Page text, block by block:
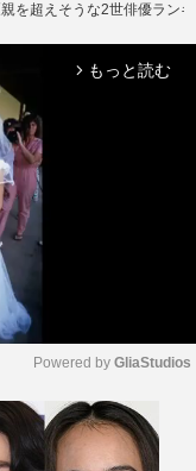
親を超えそうな2世俳優ラン
arrow_forward_ios もっと読む
M
u
Powered by GliaStudios